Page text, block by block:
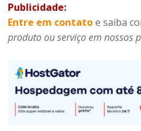
Publicidade:
Entre em contatoe saiba
produto ou serviço em nossos